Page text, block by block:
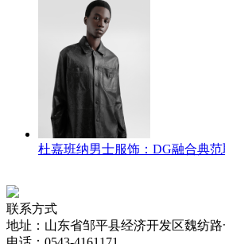
杜嘉班纳男士服饰：DG融合典
联系方式
地址：山东省邹平县经济开发区魏纺